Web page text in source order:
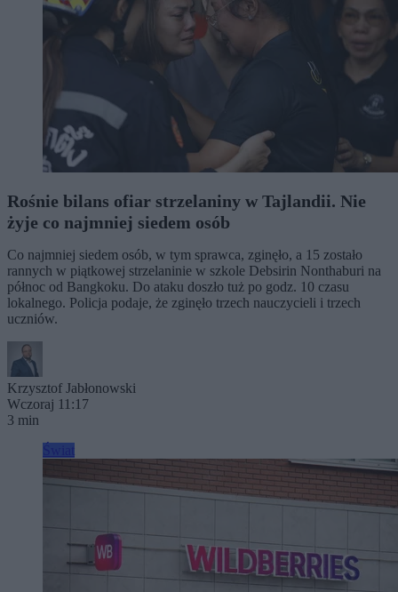
Rośnie bilans ofiar strzelaniny w Tajlandii. Nie
żyje co najmniej siedem osób
Co najmniej siedem osób, w tym sprawca, zginęło, a 15 zostało
rannych w piątkowej strzelaninie w szkole Debsirin Nonthaburi na
północ od Bangkoku. Do ataku doszło tuż po godz. 10 czasu
lokalnego. Policja podaje, że zginęło trzech nauczycieli i trzech
uczniów.
Krzysztof Jabłonowski
Wczoraj 11:17
3 min